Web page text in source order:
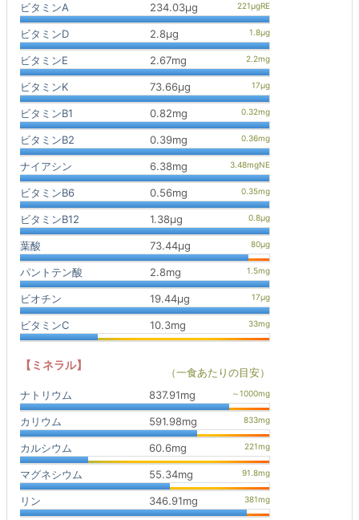
ビタミンA
234.03μg
ビタミンD 2.8μg
ビタミンE 2.67mg
ビタミンK 73.66μg
ビタミンB1 0.82mg
ビタミンB2 0.39mg
ナイアシン 6.38mg
ビタミンB6 0.56mg
ビタミンB12 1.38μg
葉酸 73.44μg
パントテン酸 2.8mg
ビオチン 19.44μg
ビタミンC 10.3mg
【ミネラル】
（一食あたりの目安）
ナトリウム
837.91mg
カリウム 591.98mg
カルシウム 60.6mg
マグネシウム 55.34mg
リン 346.91mg